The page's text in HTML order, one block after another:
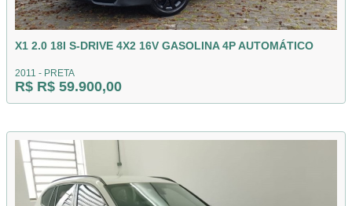
X1 2.0 18I S-DRIVE 4X2 16V GASOLINA 4P AUTOMÁTICO
2011 - PRETA
R$ R$ 59.900,00